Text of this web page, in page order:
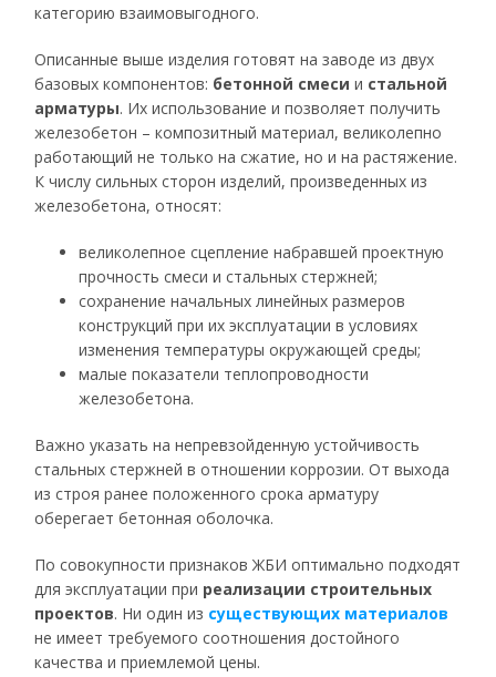
категорию взаимовыгодного.
Описанные выше изделия готовят на заводе из двух
базовых компонентов: бетонной смеси и стальной
арматуры. Их использование и позволяет получить
железобетон – композитный материал, великолепно
работающий не только на сжатие, но и на растяжение.
К числу сильных сторон изделий, произведенных из
железобетона, относят:
великолепное сцепление набравшей проектную
прочность смеси и стальных стержней;
сохранение начальных линейных размеров
конструкций при их эксплуатации в условиях
изменения температуры окружающей среды;
малые показатели теплопроводности
железобетона.
Важно указать на непревзойденную устойчивость
стальных стержней в отношении коррозии. От выхода
из строя ранее положенного срока арматуру
оберегает бетонная оболочка.
По совокупности признаков ЖБИ оптимально подходят
для эксплуатации при реализации строительных
проектов. Ни один из существующих материалов
не имеет требуемого соотношения достойного
качества и приемлемой цены.